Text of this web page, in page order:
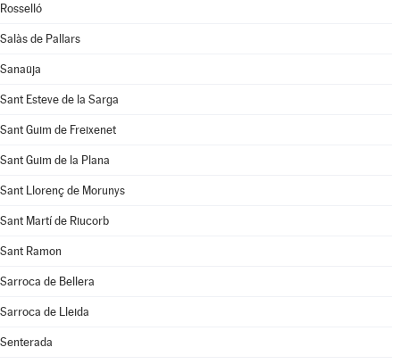
Rosselló
Salàs de Pallars
Sanaüja
Sant Esteve de la Sarga
Sant Guim de Freixenet
Sant Guim de la Plana
Sant Llorenç de Morunys
Sant Martí de Riucorb
Sant Ramon
Sarroca de Bellera
Sarroca de Lleida
Senterada